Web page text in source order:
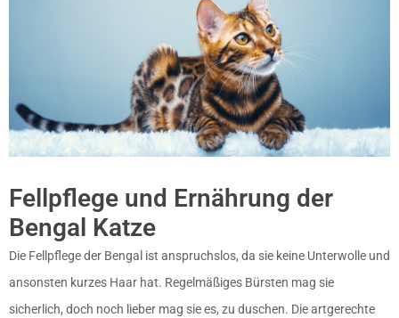
Fellpflege und Ernährung der
Bengal Katze
Die Fellpflege der Bengal ist anspruchslos, da sie keine Unterwolle und
ansonsten kurzes Haar hat. Regelmäßiges Bürsten mag sie
sicherlich, doch noch lieber mag sie es, zu duschen. Die artgerechte